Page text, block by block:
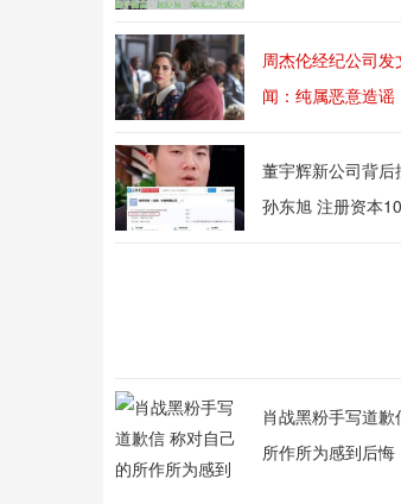
周杰伦经纪公司
闻：纯属恶意造谣
董宇辉新公司背后
孙东旭 注册资本
肖战黑粉手写道
所作所为感到后悔